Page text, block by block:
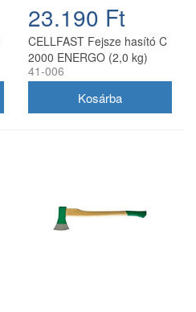
23.190 Ft
CELLFAST Fejsze hasító C
2000 ENERGO (2,0 kg)
41-006